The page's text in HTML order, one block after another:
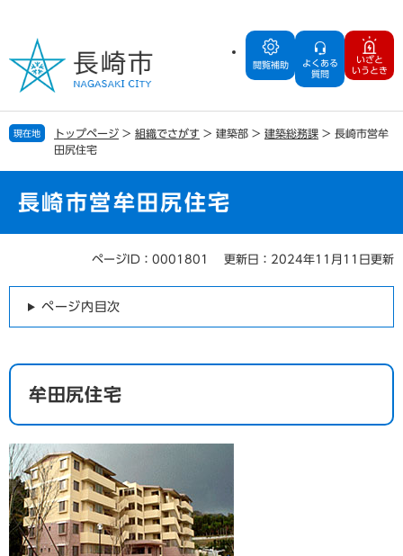
の
で
す
ー
ば
し
閲覧補助
よくある
質問
いざと
いうとき
現在地 トップページ > 組織でさがす > 建築部 > 建築総務課 > 長崎市営牟
田尻住宅
長崎市営牟田尻住宅
ページID：0001801 更新日：2024年11月11日更新
ページ内目次
牟田尻住宅